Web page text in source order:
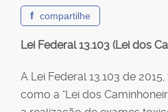
f compartilhe
Lei Federal 13.103 (Lei dos
A Lei Federal 13.103 de
como a "Lei dos